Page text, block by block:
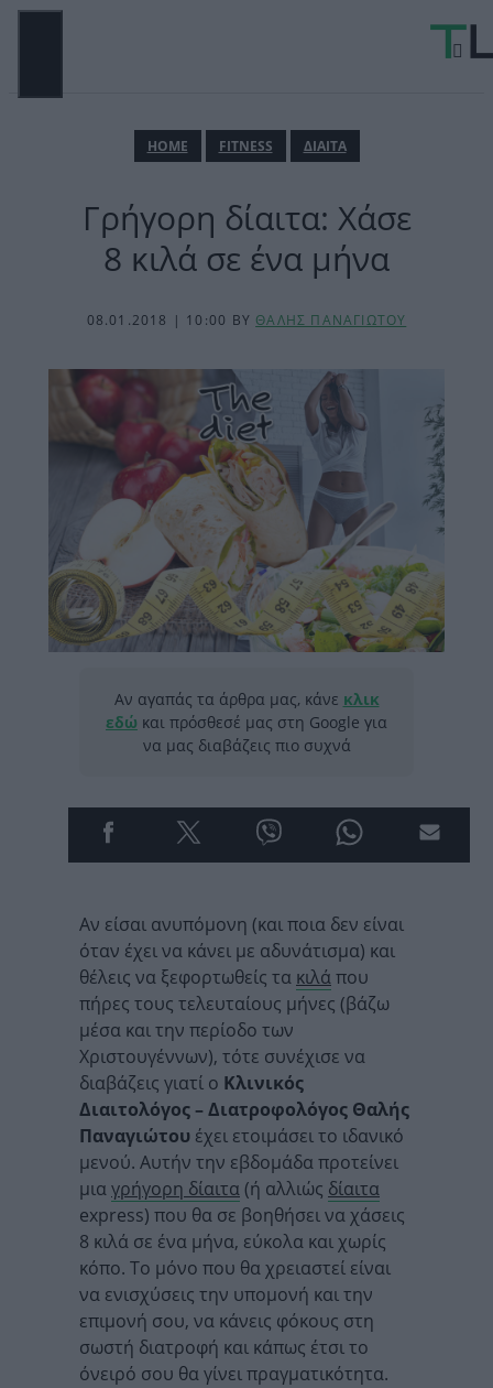
Μετάβαση
ΗΟΜΕ FITNESS ΔΙΑΙΤΑ
Γρήγορη δίαιτα: Χάσε
8 κιλά σε ένα μήνα
08.01.2018 | 10:00 BY ΘΑΛΗΣ ΠΑΝΑΓΙΩΤΟΥ
Αν αγαπάς τα άρθρα μας, κάνε κλικ
εδώ και πρόσθεσέ μας στη Google για
να μας διαβάζεις πιο συχνά
Αν είσαι ανυπόμονη (και ποια δεν είναι
όταν έχει να κάνει με αδυνάτισμα) και
θέλεις να ξεφορτωθείς τα κιλάπου
πήρες τους τελευταίους μήνες (βάζω
μέσα και την περίοδο των
Χριστουγέννων), τότε συνέχισε να
διαβάζεις γιατί ο Κλινικός
Διαιτολόγος – Διατροφολόγος Θαλής
Παναγιώτου έχει ετοιμάσει το ιδανικό
μενού. Αυτήν την εβδομάδα προτείνει
μιαγρήγορη δίαιτα (ή αλλιώς δίαιτα
express) που θα σε βοηθήσει να χάσεις
8 κιλά σε ένα μήνα, εύκολα και χωρίς
κόπο. Το μόνο που θα χρειαστεί είναι
να ενισχύσεις την υπομονή και την
επιμονή σου, να κάνεις φόκους στη
σωστή διατροφή και κάπως έτσι το
όνειρό σου θα γίνει πραγματικότητα.